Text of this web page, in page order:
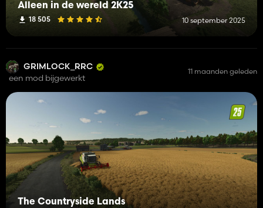
Alleen in de wereld 2K25
18 505 10 september 2025
GRIMLOCK_RRC
een mod bijgewerkt
11 maanden geleden
The Countryside Lands